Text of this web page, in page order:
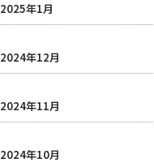
2025年1月
2024年12月
2024年11月
2024年10月